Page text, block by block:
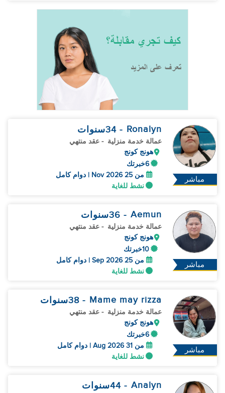
مباشر
Ronalyn
- 34 سنوات
عمالة خدمة منزلية - عقد منتهي
هونج كونج
6خبرتك
من 25 Nov 2026 | دوام كامل
نشط للغاية
مباشر
Aemun
- 36 سنوات
عمالة خدمة منزلية - عقد منتهي
هونج كونج
10خبرتك
من 25 Sep 2026 | دوام كامل
نشط للغاية
مباشر
Mame may rizza
- 38 سنوات
عمالة خدمة منزلية - عقد منتهي
هونج كونج
6خبرتك
من 31 Aug 2026 | دوام كامل
نشط للغاية
Analyn
- 44 سنوات